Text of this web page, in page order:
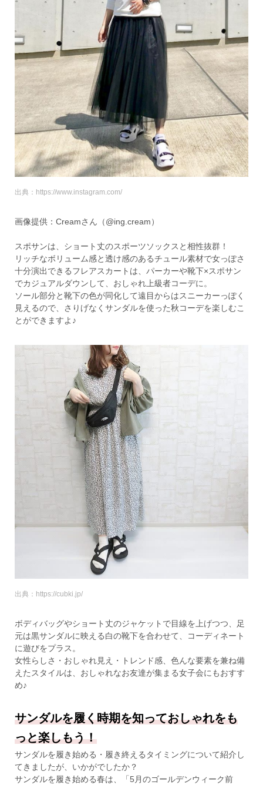
出典：https://www.instagram.com/
画像提供：Creamさん（@ing.cream）
スポサンは、ショート丈のスポーツソックスと相性抜群！
リッチなボリューム感と透け感のあるチュール素材で女っぽさ
十分演出できるフレアスカートは、パーカーや靴下×スポサン
でカジュアルダウンして、おしゃれ上級者コーデに。
ソール部分と靴下の色が同化して遠目からはスニーカーっぽく
見えるので、さりげなくサンダルを使った秋コーデを楽しむこ
とができますよ♪
出典：https://cubki.jp/
ボディバッグやショート丈のジャケットで目線を上げつつ、足
元は黒サンダルに映える白の靴下を合わせて、コーディネート
に遊びをプラス。
女性らしさ・おしゃれ見え・トレンド感、色んな要素を兼ね備
えたスタイルは、おしゃれなお友達が集まる女子会にもおすす
め♪
サンダルを履く時期を知っておしゃれをも
っと楽しもう！
サンダルを履き始める・履き終えるタイミングについて紹介し
てきましたが、いかがでしたか？
サンダルを履き始める春は、「5月のゴールデンウィーク前